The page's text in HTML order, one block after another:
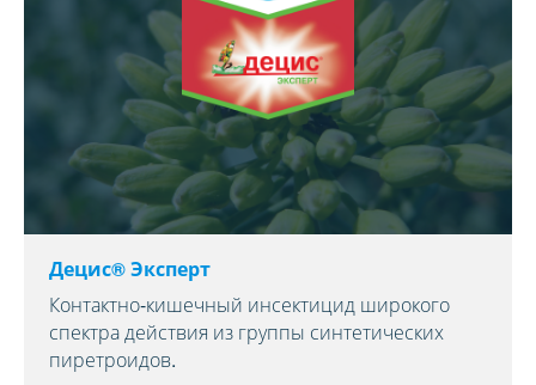
Децис® Эксперт
Контактно-кишечный инсектицид широкого
спектра действия из группы синтетических
пиретроидов.